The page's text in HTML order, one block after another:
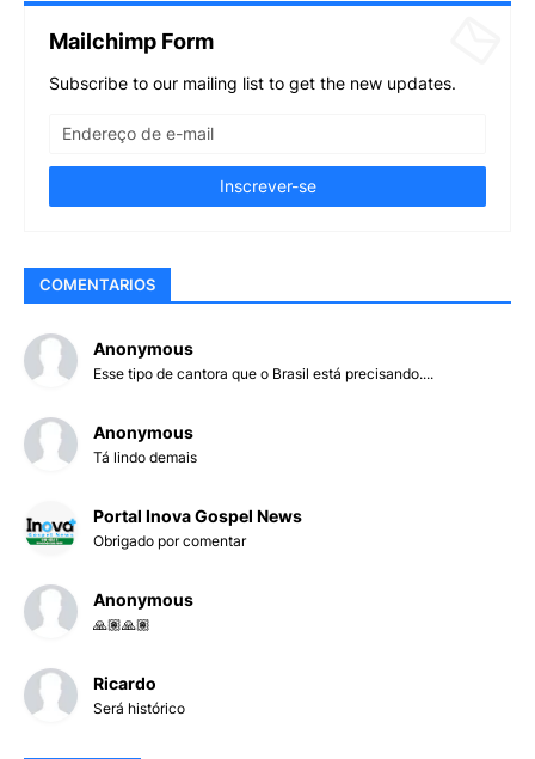
Mailchimp Form
Subscribe to our mailing list to get the new updates.
COMENTARIOS
Anonymous
Esse tipo de cantora que o Brasil está precisando....
Anonymous
Tá lindo demais
Portal Inova Gospel News
Obrigado por comentar
Anonymous
🙏🏽🙏🏽
Ricardo
Será histórico